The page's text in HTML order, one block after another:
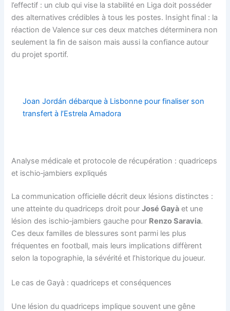
l’effectif : un club qui vise la stabilité en Liga doit posséder
des alternatives crédibles à tous les postes. Insight final : la
réaction de Valence sur ces deux matches déterminera non
seulement la fin de saison mais aussi la confiance autour
du projet sportif.
Joan Jordán débarque à Lisbonne pour finaliser son
transfert à l’Estrela Amadora
Analyse médicale et protocole de récupération : quadriceps
et ischio‑jambiers expliqués
La communication officielle décrit deux lésions distinctes :
une atteinte du quadriceps droit pourJosé Gayà et une
lésion des ischio‑jambiers gauche pour Renzo Saravia.
Ces deux familles de blessures sont parmi les plus
fréquentes en football, mais leurs implications diffèrent
selon la topographie, la sévérité et l’historique du joueur.
Le cas de Gayà : quadriceps et conséquences
Une lésion du quadriceps implique souvent une gêne